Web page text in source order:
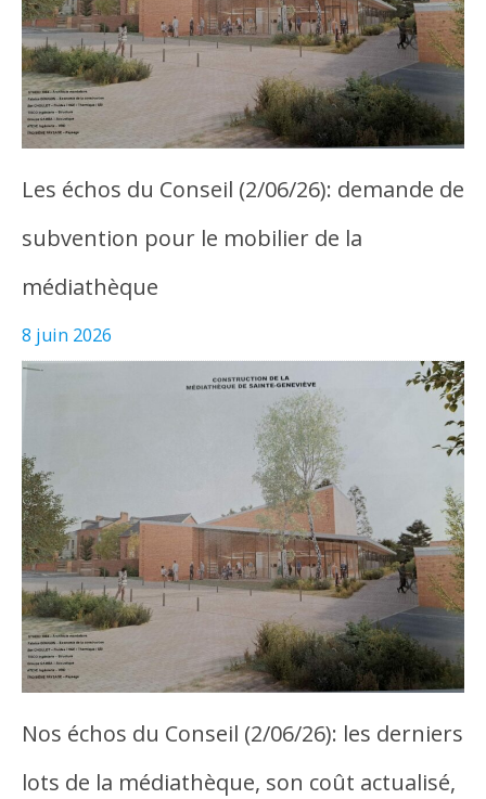
Les échos du Conseil (2/06/26): demande de
subvention pour le mobilier de la
médiathèque
8 juin 2026
Nos échos du Conseil (2/06/26): les derniers
lots de la médiathèque, son coût actualisé,